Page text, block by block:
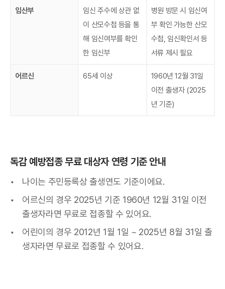
임산부
임신 주수에 상관 없
이 산모수첩 등을 통
해 임신여부를 확인
한 임신부
병원 방문 시 임신여
부 확인 가능한 산모
수첩, 임신확인서 등
서류 제시 필요
어르신 65세 이상
1960년 12월 31일
이전 출생자 (2025
년 기준)
독감 예방접종 무료 대상자 연령 기준 안내
나이는 주민등록상 출생연도 기준이에요.
어르신의 경우 2025년 기준 1960년 12월 31일 이전
출생자라면 무료로 접종할 수 있어요.
어린이의 경우 2012년 1월 1일 ~ 2025년 8월 31일 출
생자라면 무료로 접종할 수 있어요.